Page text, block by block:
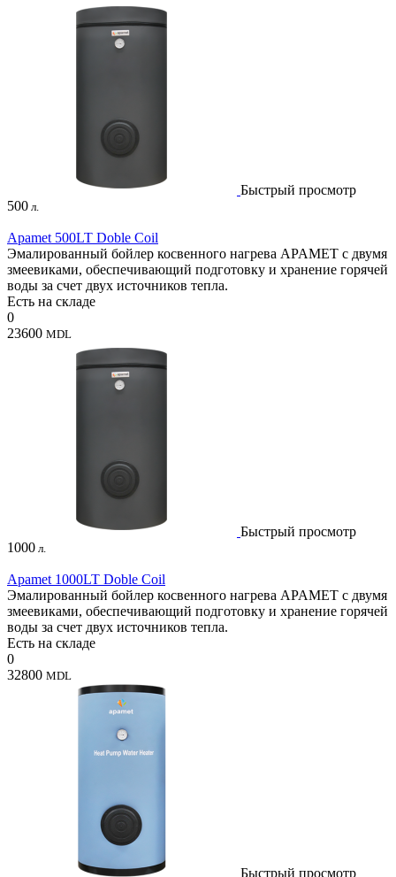
Быстрый просмотр
500 л.
Apamet 500LT Doble Coil
Эмалированный бойлер косвенного нагрева APAMET с двумя
змеевиками, обеспечивающий подготовку и хранение горячей
воды за счет двух источников тепла.
Есть на складе
0
23600 MDL
Быстрый просмотр
1000 л.
Apamet 1000LT Doble Coil
Эмалированный бойлер косвенного нагрева APAMET с двумя
змеевиками, обеспечивающий подготовку и хранение горячей
воды за счет двух источников тепла.
Есть на складе
0
32800 MDL
Быстрый просмотр